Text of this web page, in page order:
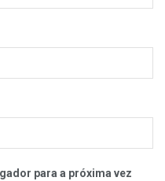
para a próxima vez